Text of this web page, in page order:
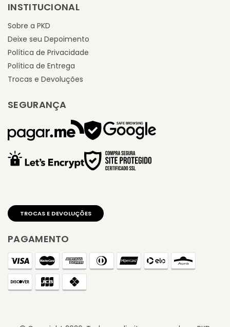
INSTITUCIONAL
Sobre a PKD
Deixe seu Depoimento
Política de Privacidade
Política de Entrega
Trocas e Devoluções
SEGURANÇA
PAGAMENTO